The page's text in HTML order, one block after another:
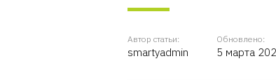
Автор статьи:
smartyadmin
Обновлено:
5 марта